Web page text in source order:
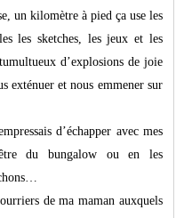
un kilomètre à pied ça use les
les sketches, les jeux et les
d’explosions de joie
exténuer et nous emmener sur
d’échapper avec mes
du bungalow ou en les
de ma maman auxquels